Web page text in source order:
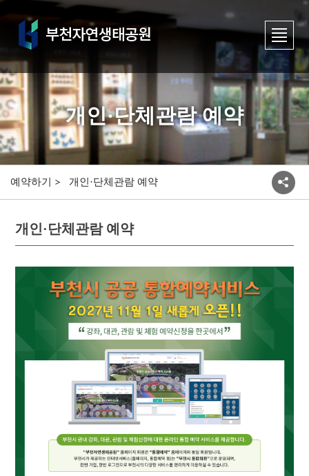
개인·단체관람 예약
예약하기 개인·단체관람 예약
개인·단체관람 예약